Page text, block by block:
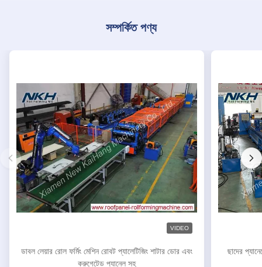
সম্পর্কিত পণ্য
VIDEO
ডাবল লেয়ার রোল ফর্মিং মেশিন রোবট প্যালেটিজিং শাটার ডোর এবং
করুগেটেড প্যানেল সহ
ছাদের